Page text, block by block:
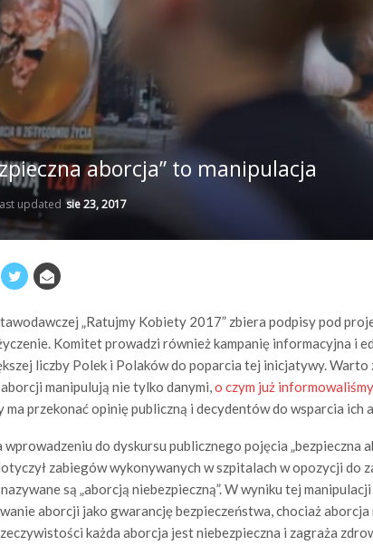
aborcja” to manipulacja
updated sie 23, 2017
„Ratujmy Kobiety 2017” zbiera podpisy pod
Komitet prowadzi również kampanię informacyjna i
liczby Polek i Polaków do poparcia tej inicjatywy. Warto
manipulują nie tylko danymi,o czym już informowaliśmy
ma przekonać opinię publiczną i decydentów do wsparcia
do dyskursu publicznego pojęcia „bezpieczna
zabiegów wykonywanych w szpitalach w opozycji do
są „aborcją niebezpieczną”. W wyniku tej
aborcji jako gwarancję bezpieczeństwa, chociaż aborcja
każda aborcja jest niebezpieczna i zagraża